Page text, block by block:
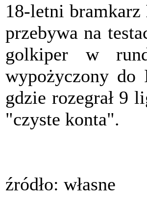
18-letni bramkarz
przebywa na
golkiper w
wypożyczony
gdzie rozegrał 9
"czyste konta".
źródło: własne